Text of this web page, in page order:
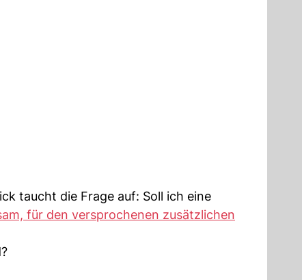
taucht die Frage auf: Soll ich eine
für den versprochenen zusätzlichen